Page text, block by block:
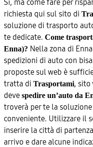
Si, ma come fare per
richiesta qui sul sito di
soluzione di trasporto
te dedicate. Come
Enna)? Nella zona di
spedizioni di auto con
proposte sul web è
tratta di Trasportami, sito
deve spedire un’auto da
troverà per te la
conveniente. Utilizzare il
inserire la città di
arrivo e dare alcune